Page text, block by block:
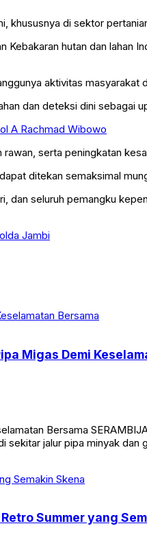
khususnya di sektor
hutan dan lahan
aktivitas masyarakat
dan deteksi dini sebagai
A Rachmad Wibowo
serta peningkatan
ditekan semaksimal
seluruh pemangku
Jambi
Migas Demi
Bersama
jalur pipa minyak
Summer yang